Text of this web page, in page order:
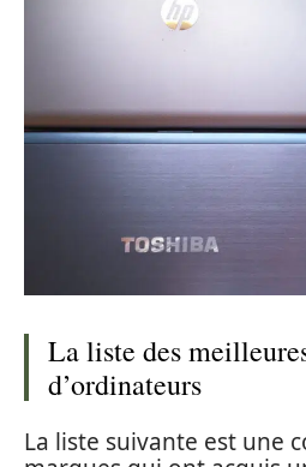
La liste des
d’ordinateurs
La liste suivante est une